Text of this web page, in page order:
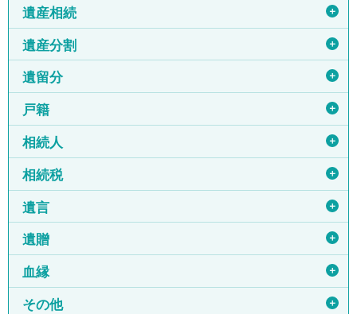
遺産相続 ＋
遺産分割 ＋
遺留分 ＋
戸籍 ＋
相続人 ＋
相続税 ＋
遺言 ＋
遺贈 ＋
血縁 ＋
その他 ＋